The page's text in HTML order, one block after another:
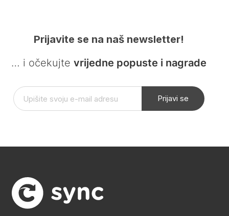
Prijavite se na naš newsletter!
… i očekujte vrijedne popuste i nagrade
Prijavi se